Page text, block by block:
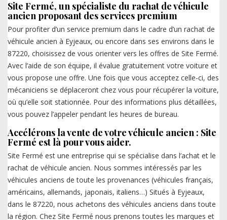
Site Fermé, un spécialiste du rachat de véhicule
ancien proposant des services premium
Pour profiter d’un service premium dans le cadre d’un rachat de
véhicule ancien à Eyjeaux, ou encore dans ses environs dans le
87220, choisissez de vous orienter vers les offres de Site Fermé.
Avec l’aide de son équipe, il évalue gratuitement votre voiture et
vous propose une offre. Une fois que vous acceptez celle-ci, des
mécaniciens se déplaceront chez vous pour récupérer la voiture,
où qu’elle soit stationnée. Pour des informations plus détaillées,
vous pouvez l’appeler pendant les heures de bureau.
Accélérons la vente de votre véhicule ancien : Site
Fermé est là pour vous aider.
Site Fermé est une entreprise qui se spécialise dans l’achat et le
rachat de véhicule ancien. Nous sommes intéressés par les
véhicules anciens de toute les provenances (véhicules français,
américains, allemands, japonais, italiens…) Situés à Eyjeaux,
dans le 87220, nous achetons des véhicules anciens dans toute
la région. Chez Site Fermé nous prenons toutes les marques et